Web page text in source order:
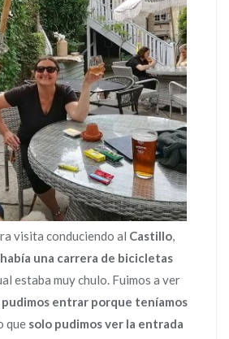
visita conduciendo al Castillo,
una carrera de bicicletas
estaba muy chulo. Fuimos a ver
pudimos entrar porque teníamos
que solo pudimos ver la entrada